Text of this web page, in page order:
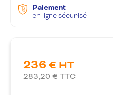
Paiement
en ligne sécurisé
236 € HT
283,20 € TTC